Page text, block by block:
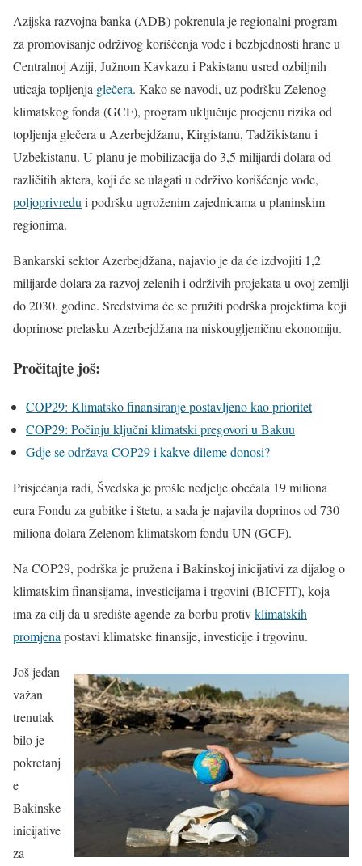
Azijska razvojna banka (ADB) pokrenula je regionalni program
za promovisanje održivog korišćenja vode i bezbjednosti hrane u
Centralnoj Aziji, Južnom Kavkazu i Pakistanu usred ozbiljnih
uticaja topljenja glečera. Kako se navodi, uz podršku Zelenog
klimatskog fonda (GCF), program uključuje procjenu rizika od
topljenja glečera u Azerbejdžanu, Kirgistanu, Tadžikistanu i
Uzbekistanu. U planu je mobilizacija do 3,5 milijardi dolara od
različitih aktera, koji će se ulagati u održivo korišćenje vode,
poljoprivredu i podršku ugroženim zajednicama u planinskim
regionima.
Bankarski sektor Azerbejdžana, najavio je da će izdvojiti 1,2
milijarde dolara za razvoj zelenih i održivih projekata u ovoj zemlji
do 2030. godine. Sredstvima će se pružiti podrška projektima koji
doprinose prelasku Azerbejdžana na niskougljeničnu ekonomiju.
Pročitajte još:
COP29: Klimatsko finansiranje postavljeno kao prioritet
COP29: Počinju ključni klimatski pregovori u Bakuu
Gdje se održava COP29 i kakve dileme donosi?
Prisjećanja radi, Švedska je prošle nedjelje obećala 19 miliona
eura Fondu za gubitke i štetu, a sada je najavila doprinos od 730
miliona dolara Zelenom klimatskom fondu UN (GCF).
Na COP29, podrška je pružena i Bakinskoj inicijativi za dijalog o
klimatskim finansijama, investicijama i trgovini (BICFIT), koja
ima za cilj da u središte agende za borbu protivklimatskih
promjenapostavi klimatske finansije, investicije i trgovinu.
Još jedan
važan
trenutak
bilo je
pokretanj
e
Bakinske
inicijative
za